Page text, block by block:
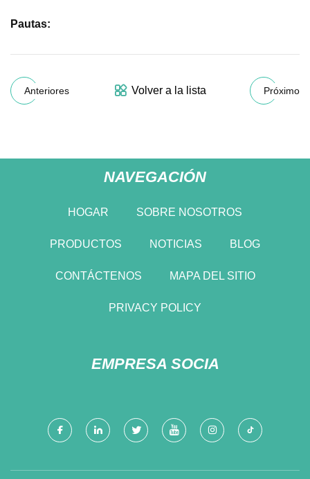
Pautas:
Anteriores Volver a la lista Próximo
NAVEGACIÓN
HOGAR SOBRE NOSOTROS
PRODUCTOS NOTICIAS BLOG
CONTÁCTENOS MAPA DEL SITIO
PRIVACY POLICY
EMPRESA SOCIA